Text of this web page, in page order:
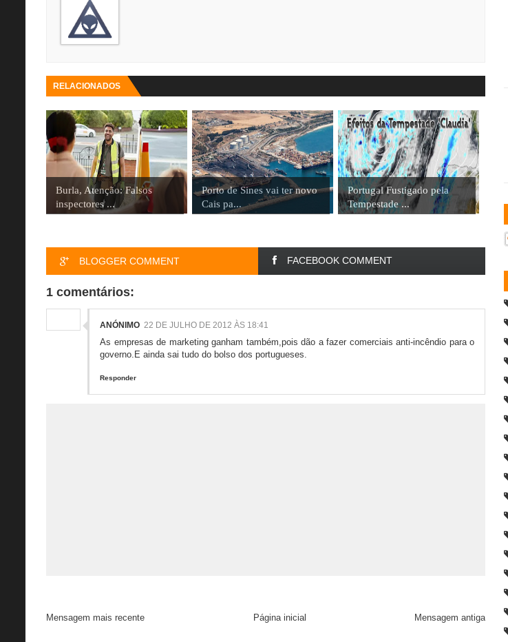
RELACIONADOS
Burla, Atenção: Falsos
inspectores ...
Porto de Sines vai ter novo
Cais pa...
Portugal Fustigado pela
Tempestade ...
BLOGGER COMMENT FACEBOOK COMMENT
1 comentários:
ANÓNIMO 22 DE JULHO DE 2012 ÀS 18:41
As empresas de marketing ganham também,pois dão a fazer comerciais anti-incêndio para o
governo.E ainda sai tudo do bolso dos portugueses.
Responder
Mensagem mais recente Mensagem antiga
Página inicial